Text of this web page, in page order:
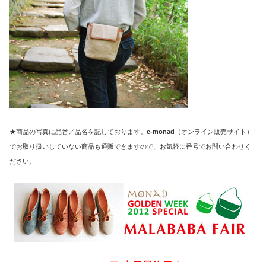
★商品の写真に品番／品名を記しております。 e-monad （オンライン販売サイト）
でお取り扱いしていない商品も通販できますので、お気軽に番号でお問い合わせく
ださい。